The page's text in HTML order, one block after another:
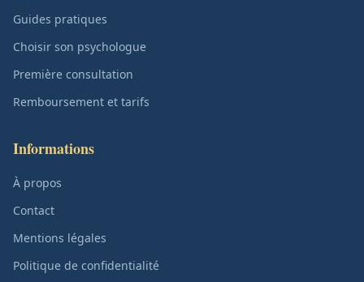
Guides pratiques
Choisir son psychologue
Première consultation
Remboursement et tarifs
Informations
À propos
Contact
Mentions légales
Politique de confidentialité